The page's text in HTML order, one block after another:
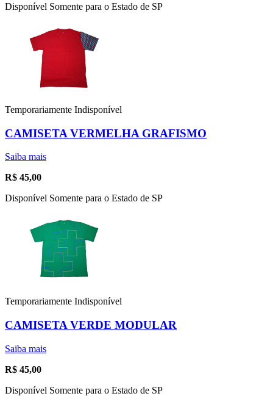
Disponível Somente para o Estado de SP
Temporariamente Indisponível
CAMISETA VERMELHA GRAFISMO
Saiba mais
R$ 45,00
Disponível Somente para o Estado de SP
Temporariamente Indisponível
CAMISETA VERDE MODULAR
Saiba mais
R$ 45,00
Disponível Somente para o Estado de SP